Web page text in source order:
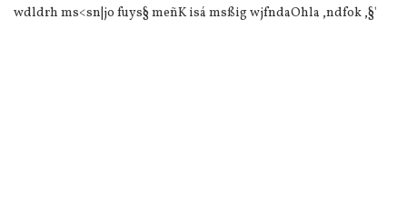
wdldrh ms<sn|jo fuys§ meñK isá msßig wjfndaOhla ,ndfok ,§'